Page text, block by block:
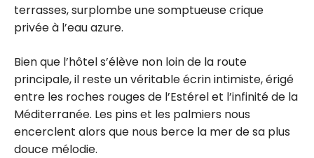
terrasses, surplombe une somptueuse crique
privée à l’eau azure.
Bien que l’hôtel s’élève non loin de la route
principale, il reste un véritable écrin intimiste, érigé
entre les roches rouges de l’Estérel et l’infinité de la
Méditerranée. Les pins et les palmiers nous
encerclent alors que nous berce la mer de sa plus
douce mélodie.